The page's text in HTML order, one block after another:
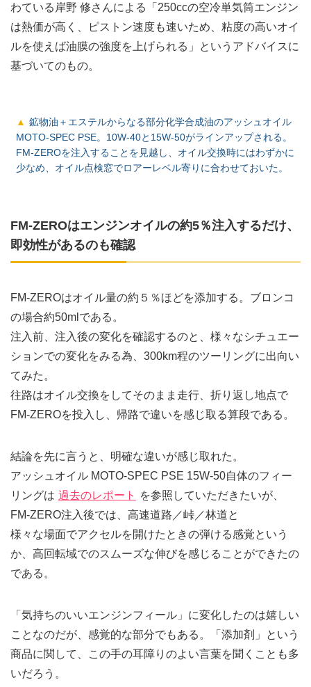
わている岸野 修さんによる「250ccの空冷単気筒エンジン
は熱価が高く、ピストン速度も速いため、粘度の高いオイ
ルを使えば油膜の強度を上げられる」というアドバイスに
基づいてのもの。
鉱物油＋エステルからなる部分化学合成油のアッシュオイル
MOTO-SPEC PSE。10W-40と15W-50がラインアップされる。
FM-ZEROを注入することを見越し、オイル交換時にはわずかに
少なめ、オイル点検窓でロアーレベル寄りに合わせておいた。
FM-ZEROはエンジンオイルの約5％注入するだけ、
即効性があるのも確認
FM-ZEROはオイル量の約５％ほどを添加する。ブロンコ
の場合約50mlである。
注入前、注入後の変化を確認するのと、様々なシチュエー
ションでの変化をみる為、300km程のツーリングに出向い
てみた。
往路はオイル交換をしてそのまま走行、折り返し地点で
FM-ZEROを投入し、帰路で違いを感じ取る算段である。
結論を先に言うと、明確な違いが感じ取れた。
アッシュオイル MOTO-SPEC PSE 15W-50自体のフィー
リングは 過去のレポート
を参照していただきたいが、
FM-ZERO注入後では、高速道路／峠／林道と
様々な場面でアクセルを開けたときの弾ける感覚という
か、高回転域でのスムーズな伸びを感じることができたの
である。
「気持ちのいいエンジンフィール」に変化したのは嬉しい
ことなのだが、感覚的な部分でもある。「添加剤」という
商品に関して、この手の耳障りのよい言葉を聞くことも多
いだろう。